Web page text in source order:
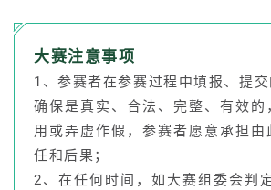
大赛注意事项
1、参赛者在参赛过程中填报、提
确保是真实、合法、完整、有效的
用或弄虚作假，参赛者愿意承担由
任和后果；
2、在任何时间，如大赛组委会判